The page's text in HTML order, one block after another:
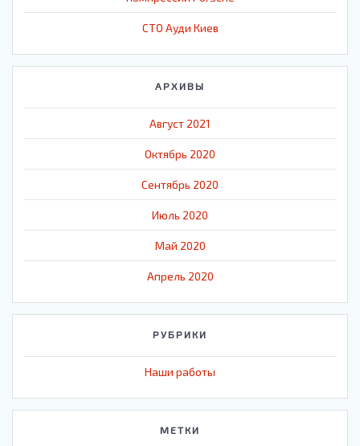
СТО Ауди Киев
АРХИВЫ
Август 2021
Октябрь 2020
Сентябрь 2020
Июль 2020
Май 2020
Апрель 2020
РУБРИКИ
Наши работы
МЕТКИ